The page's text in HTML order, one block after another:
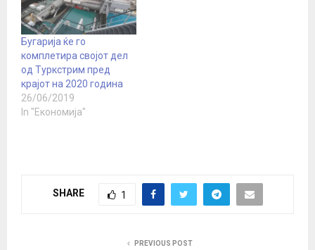
Белград, Русија го гради
Турски тек и работи на
двојно зголемување на
капацитетот на
гасоводот…
Бугарија ќе го
комплетира својот дел
од Туркстрим пред
крајот на 2020 година
26/06/2019
In "Економија"
SHARE 1
PREVIOUS POST